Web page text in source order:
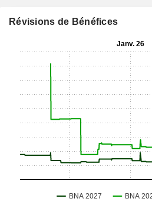
Révisions de Bénéfices